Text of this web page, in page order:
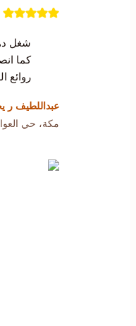
شغل
كما
روائع
عبداللطيف ر
مكة، حي